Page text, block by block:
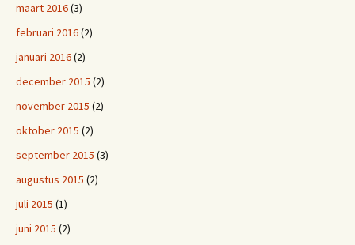
maart 2016(3)
februari 2016(2)
januari 2016(2)
december 2015 (2)
november 2015 (2)
oktober 2015 (2)
september 2015 (3)
augustus 2015 (2)
juli 2015 (1)
juni 2015 (2)